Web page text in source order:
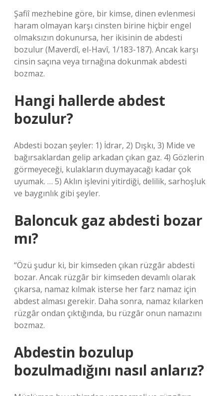
Şafiî mezhebine göre, bir kimse, dinen evlenmesi
haram olmayan karşı cinsten birine hiçbir engel
olmaksızın dokunursa, her ikisinin de abdesti
bozulur (Maverdî, el-Havî, 1/183-187). Ancak karşı
cinsin saçına veya tırnağına dokunmak abdesti
bozmaz.
Hangi hallerde abdest
bozulur?
Abdesti bozan şeyler: 1) İdrar, 2) Dışkı, 3) Mide ve
bağırsaklardan gelip arkadan çıkan gaz. 4) Gözlerin
görmeyeceği, kulakların duymayacağı kadar çok
uyumak. … 5) Aklın işlevini yitirdiği, delilik, sarhoşluk
ve baygınlık gibi şeyler.
Baloncuk gaz abdesti bozar
mı?
“Özü şudur ki, bir kimseden çıkan rüzgâr abdesti
bozar. Ancak rüzgâr bir kimseden devamlı olarak
çıkarsa, namaz kılmak isterse her farz namaz için
abdest alması gerekir. Daha sonra, namaz kılarken
rüzgâr ondan çıktığında, bu rüzgâr onun namazını
bozmaz.
Abdestin bozulup
bozulmadığını nasıl anlarız?